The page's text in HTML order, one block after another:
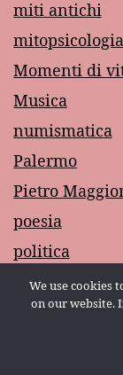
miti antichi
mitopsicologia
Momenti di
Musica
numismatica
Palermo
Pietro
poesia
politica
Promessi
psicologia
We use cookies
on our website.